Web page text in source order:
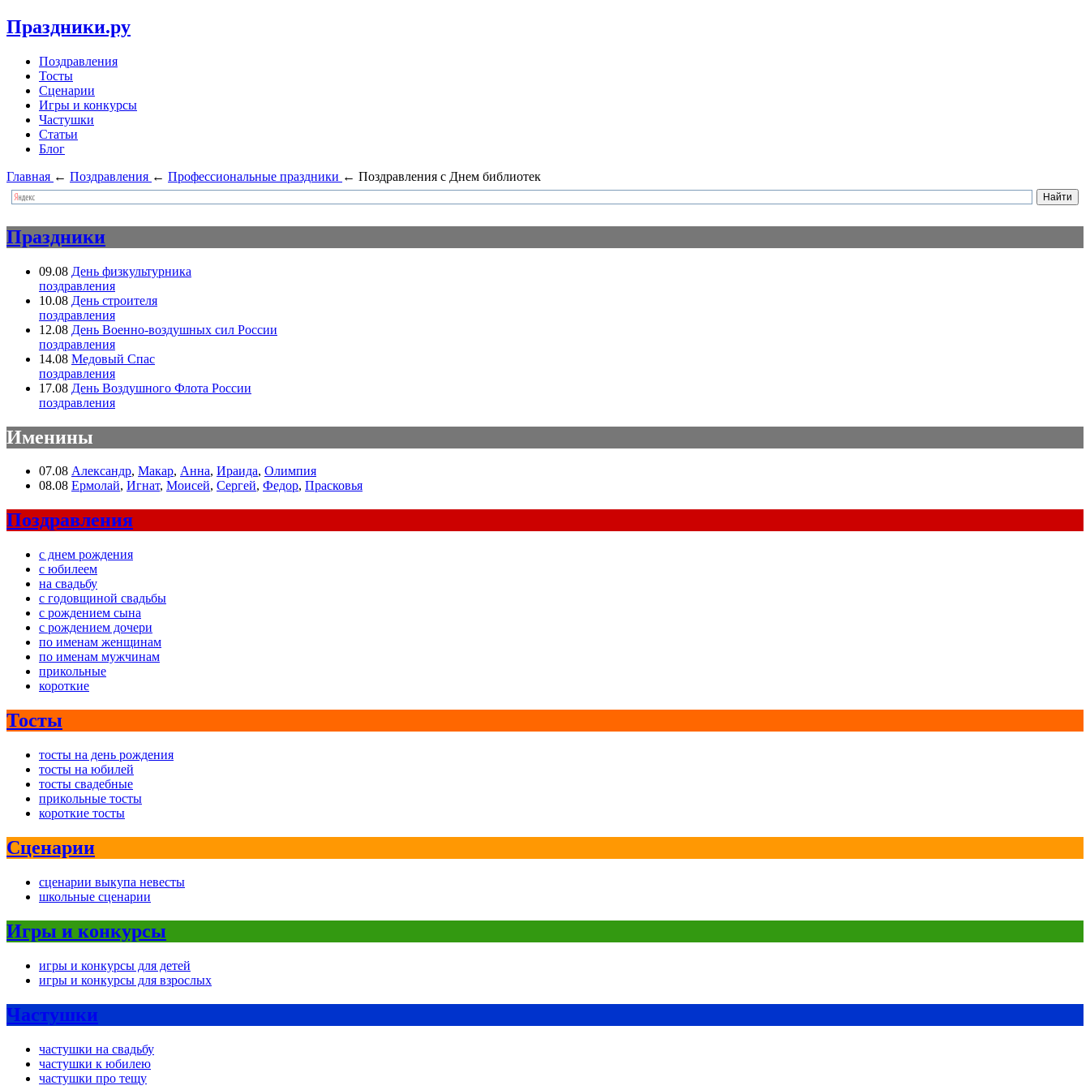
Праздники.ру
Поздравления
Тосты
Сценарии
Игры и конкурсы
Частушки
Статьи
Блог
Главная ← Поздравления ← Профессиональные праздники ← Поздравления с Днем библиотек
Праздники
09.08 День физкультурника
поздравления
10.08 День строителя
поздравления
12.08 День Военно-воздушных сил России
поздравления
14.08 Медовый Спас
поздравления
17.08 День Воздушного Флота России
поздравления
Именины
07.08 Александр, Макар, Анна, Ираида, Олимпия
08.08 Ермолай, Игнат, Моисей, Сергей, Федор, Прасковья
Поздравления
с днем рождения
с юбилеем
на свадьбу
с годовщиной свадьбы
с рождением сына
с рождением дочери
по именам женщинам
по именам мужчинам
прикольные
короткие
Тосты
тосты на день рождения
тосты на юбилей
тосты свадебные
прикольные тосты
короткие тосты
Сценарии
сценарии выкупа невесты
школьные сценарии
Игры и конкурсы
игры и конкурсы для детей
игры и конкурсы для взрослых
Частушки
частушки на свадьбу
частушки к юбилею
частушки про тещу